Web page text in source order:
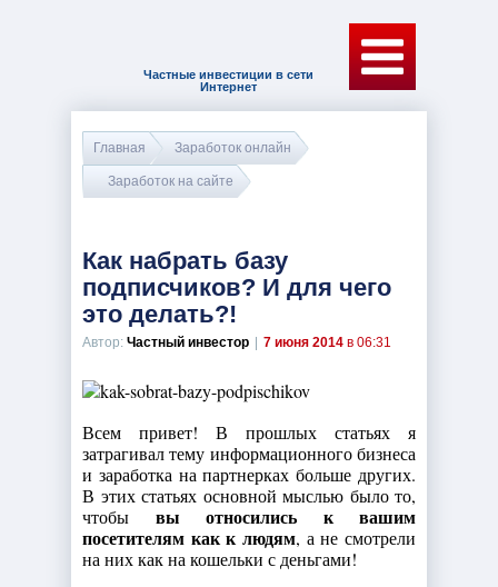
Частные инвестиции в сети
Интернет
Главная Заработок онлайн
Заработок на сайте
Как набрать базу
подписчиков? И для чего
это делать?!
Автор: Частный инвестор 7 июня 2014 в 06:31
Всем привет! В прошлых статьях я
затрагивал тему информационного бизнеса
и заработка на партнерках больше других.
В этих статьях основной мыслью было то,
чтобы вы относились к вашим
посетителям как к людям, а не смотрели
на них как на кошельки с деньгами!